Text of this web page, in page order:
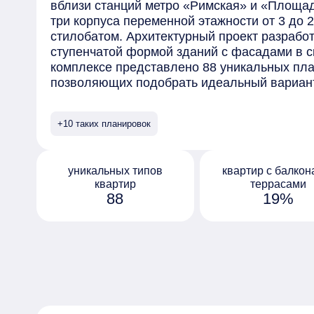
вблизи станций метро «Римская» и
три корпуса переменной этажности от 3
стилобатом. Архитектурный проект
ступенчатой формой зданий с фасадами в
комплексе представлено 88 уникальных
позволяющих подобрать идеальный
дополнительными помещениями и
естественного освещения оценят
ценители комфорта — квартиры с мастер-
лобби предусмотрены зоны для отдыха и
+10 таких планировок
88
уникальных типов
квартир
19%
квартир с
террасами